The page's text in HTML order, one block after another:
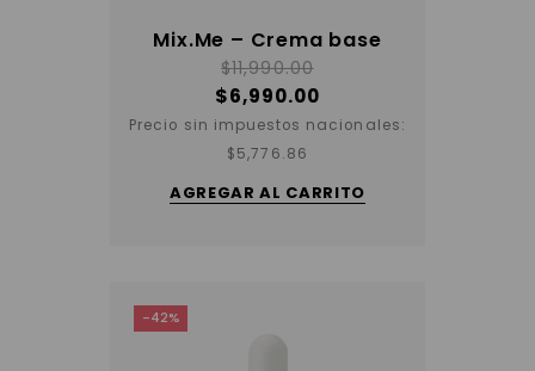
Mix.Me – Crema base
$11,990.00
$6,990.00
Precio sin impuestos nacionales:
$5,776.86
AGREGAR AL CARRITO
-42%